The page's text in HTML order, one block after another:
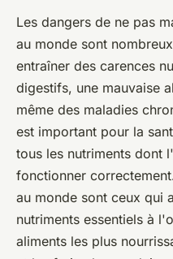
Les dangers de ne pas
au monde sont
entraîner des carences
digestifs, une mauvaise
même des maladies
est important pour la
tous les nutriments dont
fonctionner
au monde sont ceux qui
nutriments essentiels à
aliments les plus